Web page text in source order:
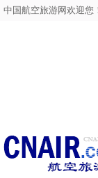
中国航空旅游网欢迎您！